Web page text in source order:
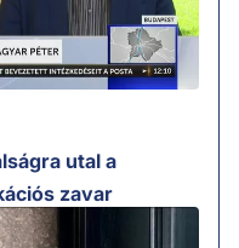
utal a
zavar